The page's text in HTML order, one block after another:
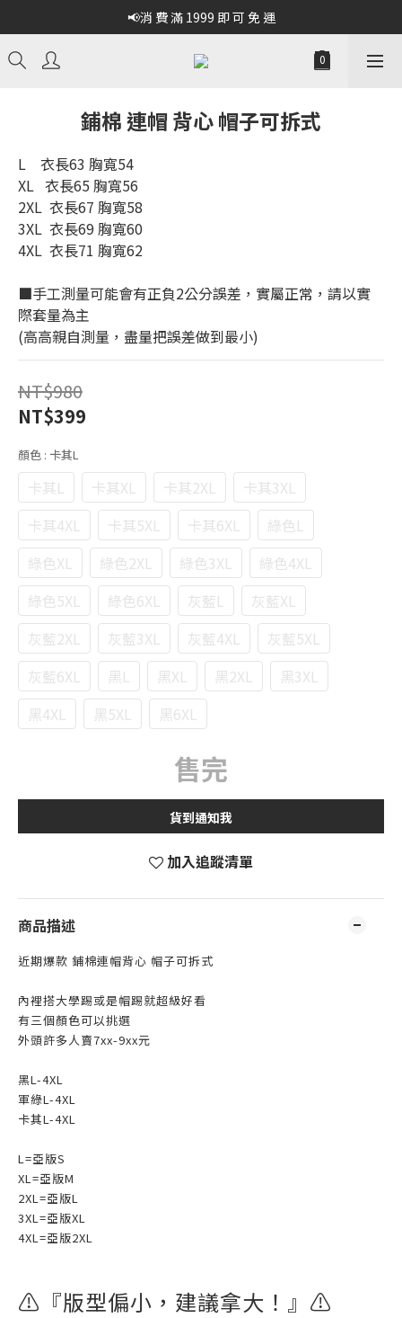
📢消 費 滿 1999 即 可 免 運
鋪棉 連帽 背心 帽子可拆式
L    衣長63 胸寬54
XL   衣長65 胸寬56
2XL  衣長67 胸寬58
3XL  衣長69 胸寬60
4XL  衣長71 胸寬62
■手工測量可能會有正負2公分誤差，實屬正常，請以實
際套量為主
(高高親自測量，盡量把誤差做到最小)
NT$980
NT$399
顏色 : 卡其L
卡其L 卡其XL 卡其2XL
卡其3XL
卡其4XL
卡其5XL 卡其6XL
綠色L
綠色XL
綠色2XL 綠色3XL
綠色4XL
綠色5XL
綠色6XL 灰藍L
灰藍XL
灰藍2XL
灰藍3XL 灰藍4XL
灰藍5XL
灰藍6XL
黑L 黑XL 黑2XL
黑3XL
黑4XL
黑5XL 黑6XL
售完
貨到通知我
加入追蹤清單
商品描述
近期爆款 鋪棉連帽背心 帽子可拆式
內裡搭大學踢或是帽踢就超級好看
有三個顏色可以挑選
外頭許多人賣7xx-9xx元
黑L-4XL
軍綠L-4XL
卡其L-4XL
L=亞版S
XL=亞版M
2XL=亞版L
3XL=亞版XL
4XL=亞版2XL
⚠️『版型偏小，建議拿大！』⚠️